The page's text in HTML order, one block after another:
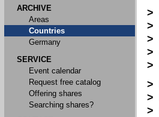
ARCHIVE
Areas
Countries
Germany
SERVICE
Event calendar
Request free catalog
Offering shares
Searching shares?
>
>
>
>
>
>
>
>